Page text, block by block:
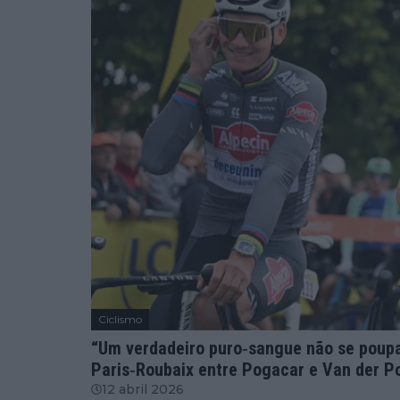
Ciclismo
“Um verdadeiro puro‐sangue não se
Paris‐Roubaix entre Pogacar e Van der
12 abril 2026